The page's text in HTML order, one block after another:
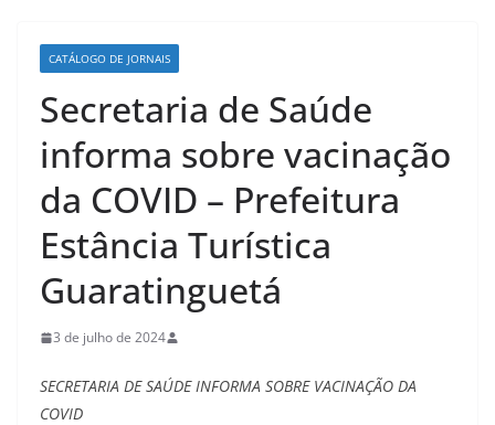
CATÁLOGO DE JORNAIS
Secretaria de Saúde
informa sobre vacinação
da COVID – Prefeitura
Estância Turística
Guaratinguetá
3 de julho de 2024
SECRETARIA DE SAÚDE INFORMA SOBRE VACINAÇÃO DA
COVID